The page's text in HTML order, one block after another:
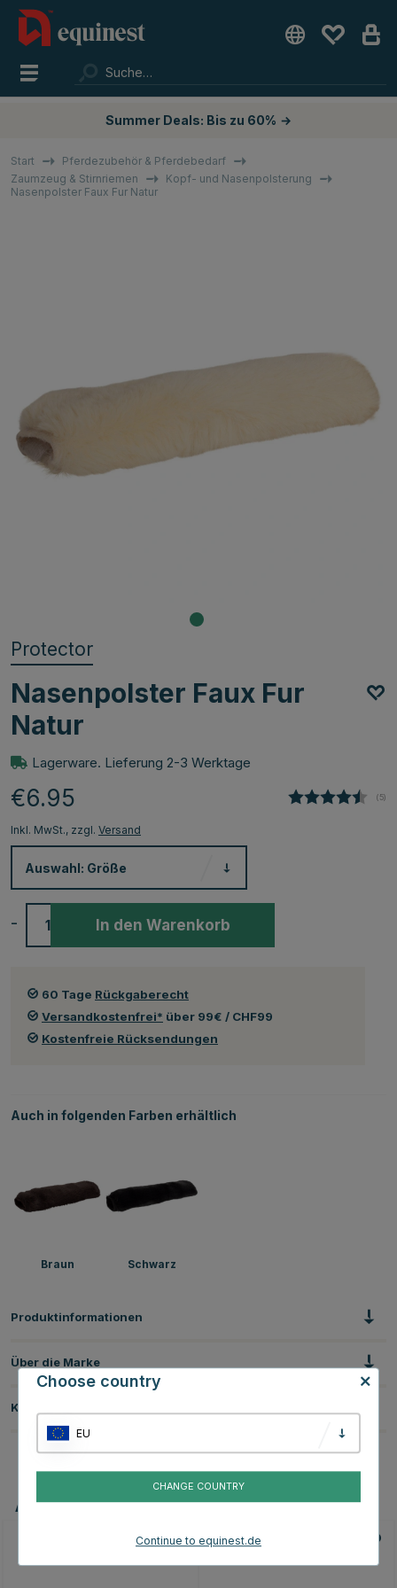
Summer Deals: Bis zu 60% →
Start
Pferdezubehör & Pferdebedarf
Zaumzeug & Stirnriemen
Kopf- und Nasenpolsterung
Nasenpolster Faux Fur Natur
Protector
Nasenpolster Faux Fur
Natur
Lagerware. Lieferung 2-3 Werktage
€6.95 (5)
Inkl. MwSt., zzgl. Versand
Auswahl: Größe
- In den Warenkorb
60 Tage Rückgaberecht
Versandkostenfrei* über 99€ / CHF99
Kostenfreie Rücksendungen
Auch in folgenden Farben erhältlich
Braun Schwarz
Produktinformationen
Über die Marke
Kundenbewertungen
Andere Produkte, die Ihnen gefallen könnten
Choose country
EU
CHANGE COUNTRY
Continue to equinest.de